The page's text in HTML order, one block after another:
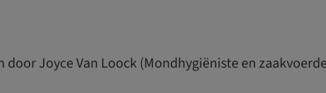
Joyce Van Loock (Mondhygiëniste en